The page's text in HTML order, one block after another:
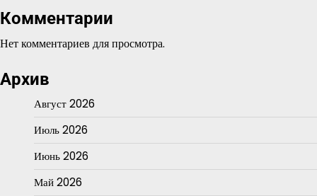
Комментарии
Нет комментариев для просмотра.
Архив
Август 2026
Июль 2026
Июнь 2026
Май 2026